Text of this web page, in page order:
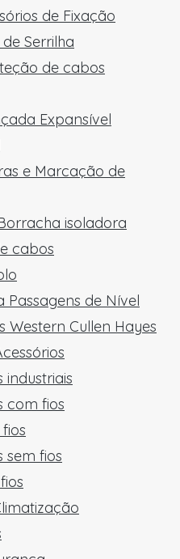
de Fixação
Serrilha
de cabos
Expansível
e Marcação de
isoladora
cabos
Passagens de Nível
Western Cullen Hayes
industriais
com fios
sem fios